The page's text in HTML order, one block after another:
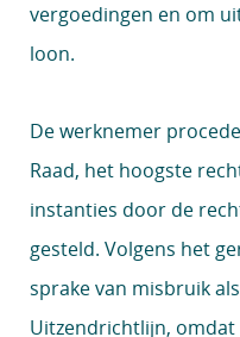
vergoedingen en om
loon.
De werknemer
Raad, het hoogste
instanties door de
gesteld. Volgens het
sprake van misbruik
Uitzendrichtlijn,